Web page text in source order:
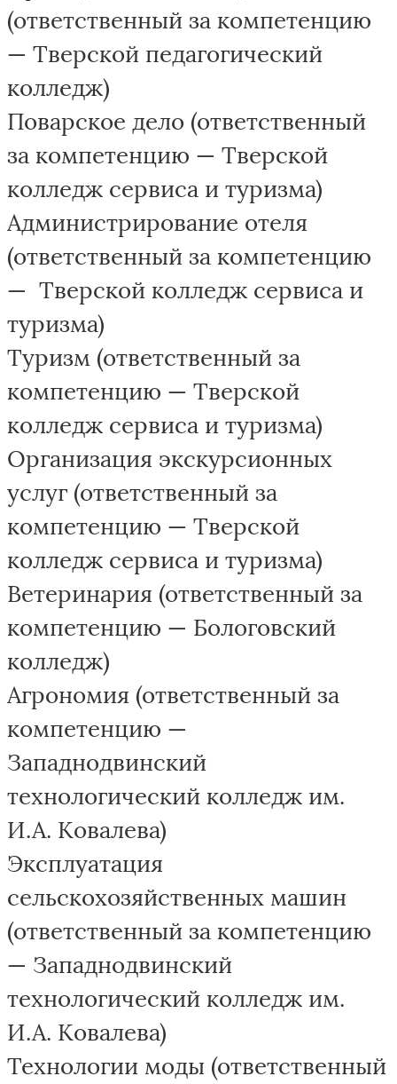
(ответственный за компетенцию
— Тверской педагогический
колледж)
Поварское дело (ответственный
за компетенцию — Тверской
колледж сервиса и туризма)
Администрирование отеля
(ответственный за компетенцию
— Тверской колледж сервиса и
туризма)
Туризм (ответственный за
компетенцию — Тверской
колледж сервиса и туризма)
Организация экскурсионных
услуг (ответственный за
компетенцию — Тверской
колледж сервиса и туризма)
Ветеринария (ответственный за
компетенцию — Бологовский
колледж)
Агрономия (ответственный за
компетенцию —
Западнодвинский
технологический колледж им.
И.А. Ковалева)
Эксплуатация
сельскохозяйственных машин
(ответственный за компетенцию
— Западнодвинский
технологический колледж им.
И.А. Ковалева)
Технологии моды (ответственный